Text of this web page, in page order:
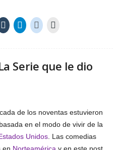
Serie que le dio
de los noventas estuvieron
en el modo de vivir de la
Unidos . Las comedias